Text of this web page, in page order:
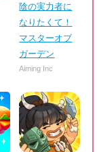
陰の実力者に
なりたくて！
マスターオブ
ガーデン
Aiming Inc